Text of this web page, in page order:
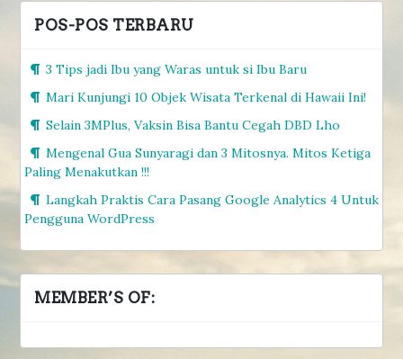
POS-POS TERBARU
3 Tips jadi Ibu yang Waras untuk si Ibu Baru
Mari Kunjungi 10 Objek Wisata Terkenal di Hawaii Ini!
Selain 3MPlus, Vaksin Bisa Bantu Cegah DBD Lho
Mengenal Gua Sunyaragi dan 3 Mitosnya. Mitos Ketiga
Paling Menakutkan !!!
Langkah Praktis Cara Pasang Google Analytics 4 Untuk
Pengguna WordPress
MEMBER’S OF: